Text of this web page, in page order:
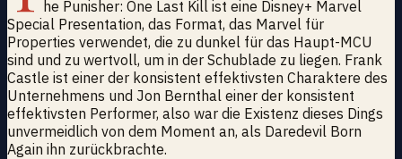
he Punisher: One Last Kill ist eine Disney+ Marvel
Special Presentation, das Format, das Marvel für
Properties verwendet, die zu dunkel für das Haupt-MCU
sind und zu wertvoll, um in der Schublade zu liegen. Frank
Castle ist einer der konsistent effektivsten Charaktere des
Unternehmens und Jon Bernthal einer der konsistent
effektivsten Performer, also war die Existenz dieses Dings
unvermeidlich von dem Moment an, als Daredevil Born
Again ihn zurückbrachte.